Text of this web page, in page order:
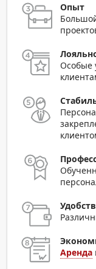
Опыт
Особые
Аренда